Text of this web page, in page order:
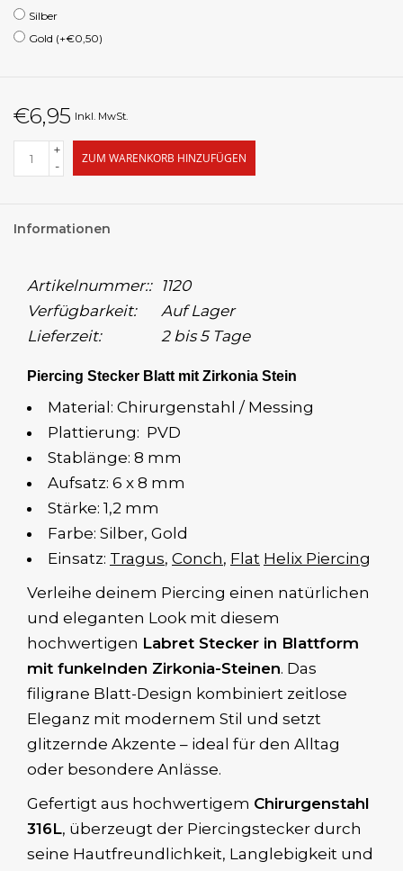
Silber
Gold (+€0,50)
€6,95 Inkl. MwSt.
+
-
ZUM WARENKORB HINZUFÜGEN
Informationen
Artikelnummer::
1120
Verfügbarkeit:
Auf Lager
Lieferzeit:
2 bis 5 Tage
Piercing Stecker Blatt mit Zirkonia Stein
Material: Chirurgenstahl / Messing
Plattierung: PVD
Stablänge: 8 mm
Aufsatz: 6 x 8 mm
Stärke: 1,2 mm
Farbe: Silber, Gold
Einsatz: Tragus, Conch, Flat Helix Piercing
Verleihe deinem Piercing einen natürlichen
und eleganten Look mit diesem
hochwertigen Labret Stecker in Blattform
mit funkelnden Zirkonia-Steinen. Das
filigrane Blatt-Design kombiniert zeitlose
Eleganz mit modernem Stil und setzt
glitzernde Akzente – ideal für den Alltag
oder besondere Anlässe.
Gefertigt aus hochwertigem Chirurgenstahl
316L, überzeugt der Piercingstecker durch
seine Hautfreundlichkeit, Langlebigkeit und